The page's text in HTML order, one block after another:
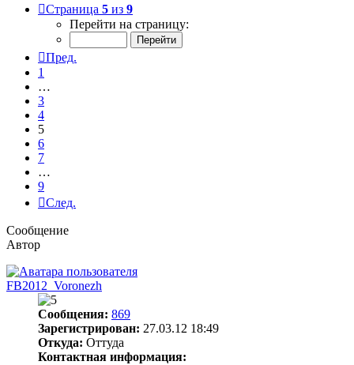
Страница 5 из 9
Перейти на страницу:
Пред.
1
…
3
4
5
6
7
…
9
След.
Сообщение
Автор
FB2012_Voronezh
Сообщения: 869
Зарегистрирован: 27.03.12 18:49
Откуда: Оттуда
Контактная информация: